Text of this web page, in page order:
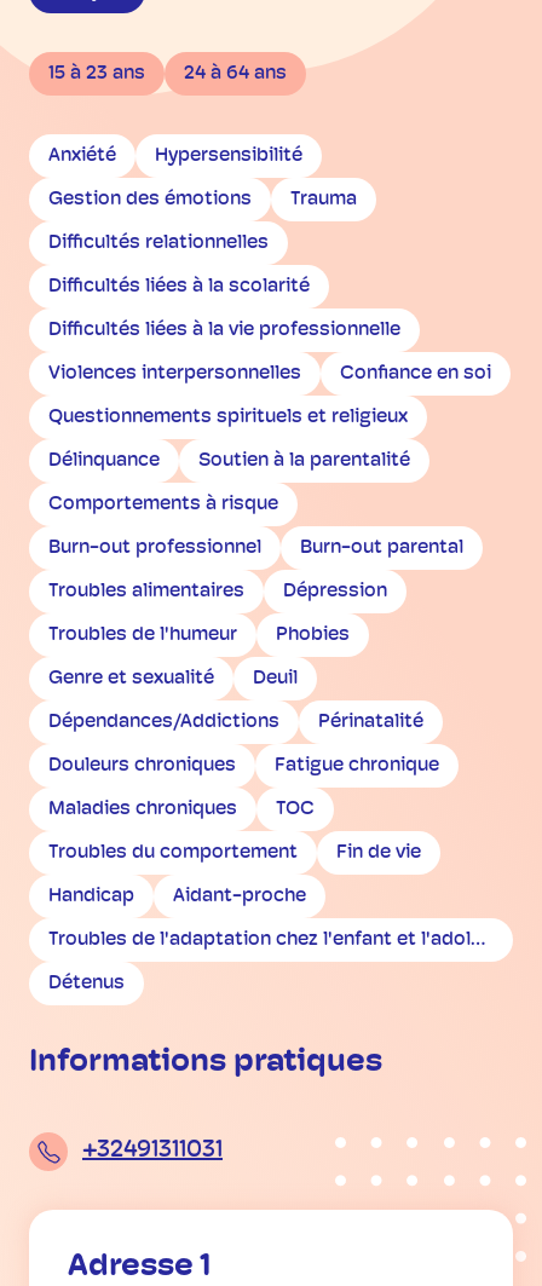
15 à 23 ans 24 à 64 ans
Anxiété Hypersensibilité
Gestion des émotions Trauma
Difficultés relationnelles
Difficultés liées à la scolarité
Difficultés liées à la vie professionnelle
Violences interpersonnelles Confiance en soi
Questionnements spirituels et religieux
Délinquance Soutien à la parentalité
Comportements à risque
Burn-out professionnel Burn-out parental
Troubles alimentaires Dépression
Troubles de l'humeur Phobies
Genre et sexualité Deuil
Dépendances/Addictions Périnatalité
Douleurs chroniques Fatigue chronique
Maladies chroniques TOC
Troubles du comportement Fin de vie
Handicap Aidant-proche
Troubles de l'adaptation chez l'enfant et l'adolescent
Détenus
Informations pratiques
+32491311031
Adresse 1